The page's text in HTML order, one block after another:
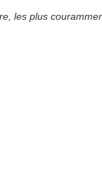
les plus